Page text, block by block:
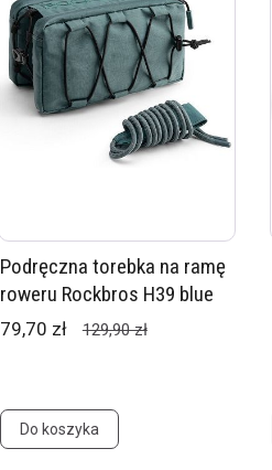
Podręczna torebka na ramę
roweru Rockbros H39 blue
79,70 zł 129,90 zł
Do koszyka